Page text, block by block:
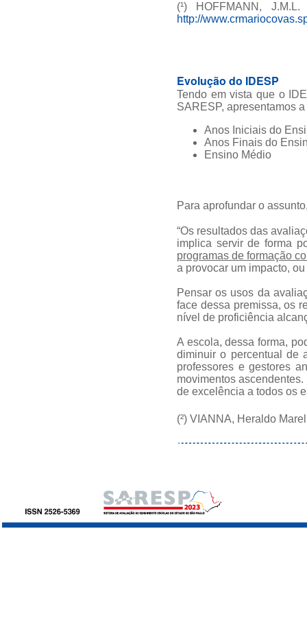
(¹) HOFFMANN,
http://
Evolução do IDESP
Tendo em vista que o
SARESP, apresentamos
Anos Iniciais do
Anos Finais do
Ensino Médio
Para aprofundar o
“Os resultados das
implica servir de forma
programas de formação
a provocar um impacto,
Pensar os usos da
face dessa premissa, os
nível de proficiência
A escola, dessa forma,
diminuir o percentual de
professores e gestores
movimentos
de excelência a todos os
(²) VIANNA, Heraldo